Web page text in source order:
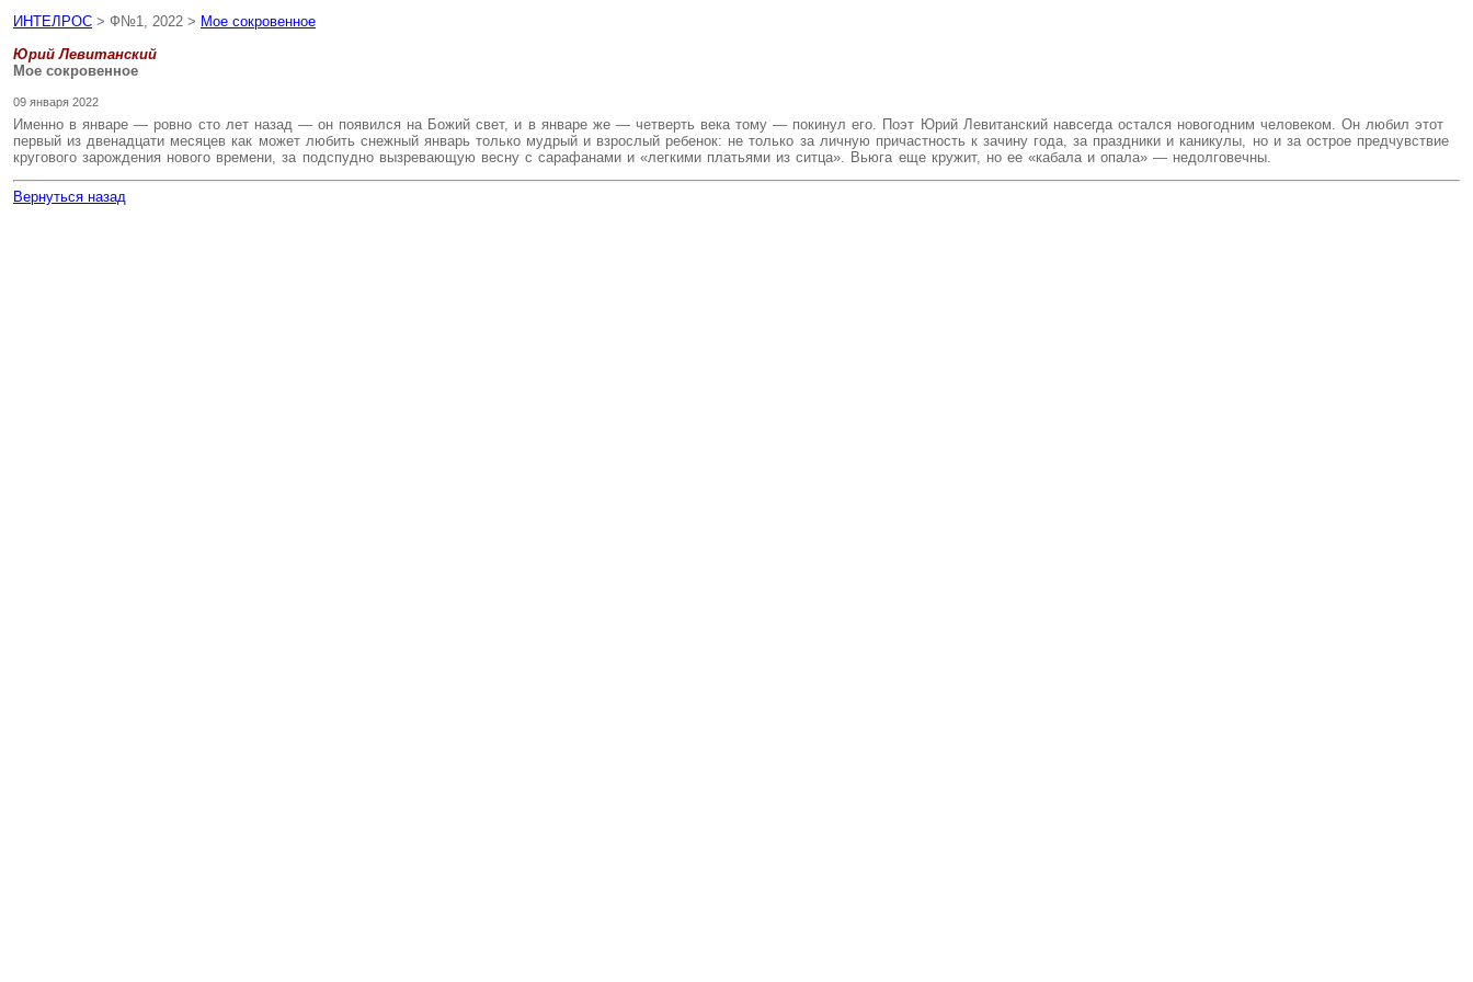
ИНТЕЛРОС > Ф№1, 2022 > Мое сокровенное
Юрий Левитанский
Мое сокровенное
09 января 2022
Именно в январе — ровно сто лет назад — он появился на Божий свет, и в январе же — четверть века тому — покинул его. Поэт Юрий Левитанский навсегда остался новогодним человеком. Он любил этот
первый из двенадцати месяцев как может любить снежный январь только мудрый и взрослый ребенок: не только за личную причастность к зачину года, за праздники и каникулы, но и за острое предчувствие
кругового зарождения нового времени, за подспудно вызревающую весну с сарафанами и «легкими платьями из ситца». Вьюга еще кружит, но ее «кабала и опала» — недолговечны.
Вернуться назад